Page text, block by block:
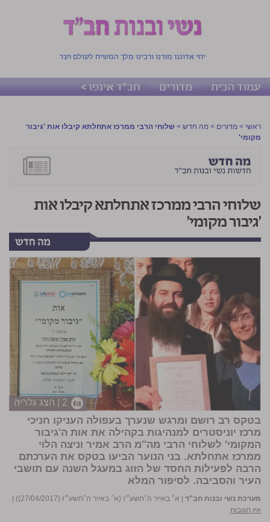
יחי אדוננו מורנו ורבינו מלך המשיח לעולם ועד
עמוד הבית מדורים חב"ד אינפו >
ראשי > מדורים > מה חדש > שלוחי הרבי ממרכז אתחלתא קיבלו אות 'גיבור
מקומי'
שלוחי הרבי ממרכז אתחלתא קיבלו אות
'גיבור מקומי'
2 | הצג גלריה
בטקס רב רושם ומרגש שנערך בעפולה העניקו חניכי
מרכז יוניסטרים למנהיגות בקהילה את אות ה'גיבור
המקומי' לשלוחי הרבי מה''מ הרב אמיר וניצה הלוי
ממרכז אתחלתא. בני הנוער הביעו בטקס את הערכתם
הרבה לפעילות החסד של הזוג במעגל השנה עם תושבי
העיר והסביבה. לסיפור המלא
מערכת נשי ובנות חב"ד א׳ באייר ה׳תשע״ז (א׳ באייר ה׳תשע״ז (27/04/2017))
אין תגובות